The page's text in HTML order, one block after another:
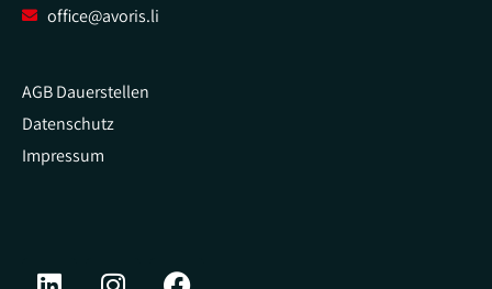
office@avoris.li
AGB Dauerstellen
Datenschutz
Impressum
L I F